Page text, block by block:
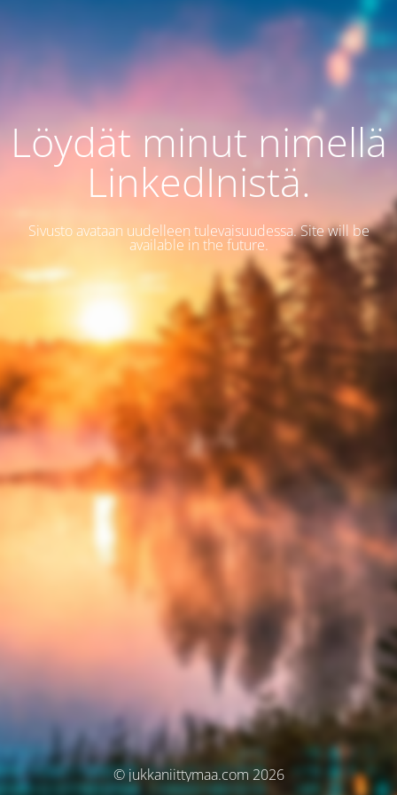
Löydät minut nimellä
LinkedInistä.
Sivusto avataan uudelleen tulevaisuudessa. Site will be
available in the future.
© jukkaniittymaa.com 2026